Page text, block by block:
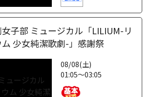
子部 ミュージカル「LILIUM-リ
ム 少女純潔歌劇-」感謝祭
08/08(土)
01:05～03:05